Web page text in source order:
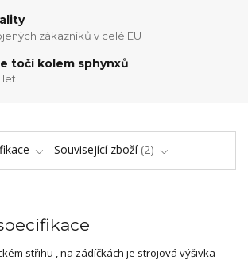
zákazníků v celé EU
točí kolem sphynxů
let
Související zboží 2
střihu , na zádíčkách je strojová výšivka